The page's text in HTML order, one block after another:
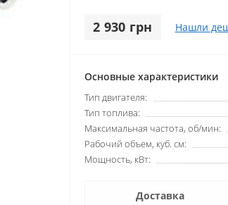
2 930 грн Нашли
Основные характеристики
Тип двигателя:
Тип топлива:
Максимальная частота, об/мин:
Рабочий объем, куб. см:
Мощность, кВт:
Доставка